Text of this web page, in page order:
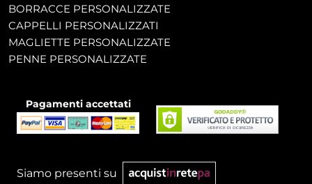
BORRACCE PERSONALIZZATE
CAPPELLI PERSONALIZZATI
MAGLIETTE PERSONALIZZATE
PENNE PERSONALIZZATE
Pagamenti accettati
Siamo presenti su